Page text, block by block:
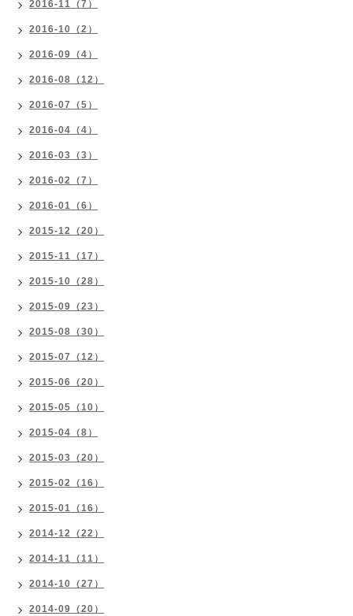
2016-11（7）
2016-10（2）
2016-09（4）
2016-08（12）
2016-07（5）
2016-04（4）
2016-03（3）
2016-02（7）
2016-01（6）
2015-12（20）
2015-11（17）
2015-10（28）
2015-09（23）
2015-08（30）
2015-07（12）
2015-06（20）
2015-05（10）
2015-04（8）
2015-03（20）
2015-02（16）
2015-01（16）
2014-12（22）
2014-11（11）
2014-10（27）
2014-09（20）